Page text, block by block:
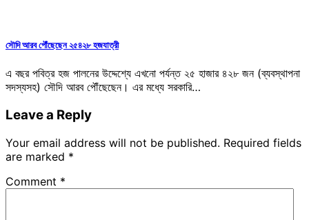
সৌদি আরব পৌঁছেছেন ২৫৪২৮ হজযাত্রী
এ বছর পবিত্র হজ পালনের উদ্দেশ্যে এখনো পর্যন্ত ২৫ হাজার ৪২৮ জন (ব্যবস্থাপনা
সদস্যসহ) সৌদি আরব পৌঁছেছেন। এর মধ্যে সরকারি…
Leave a Reply
Your email address will not be published. Required fields
are marked *
Comment *